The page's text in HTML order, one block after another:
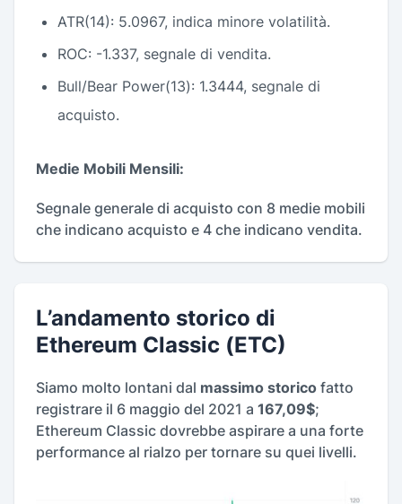
ATR(14): 5.0967, indica minore volatilità.
ROC: -1.337, segnale di vendita.
Bull/Bear Power(13): 1.3444, segnale di
acquisto.
Medie Mobili Mensili:
Segnale generale di acquisto con 8 medie mobili
che indicano acquisto e 4 che indicano vendita.
L’andamento storico di
Ethereum Classic (ETC)
Siamo molto lontani dal massimo storico fatto
registrare il 6 maggio del 2021 a 167,09$;
Ethereum Classic dovrebbe aspirare a una forte
performance al rialzo per tornare su quei livelli.